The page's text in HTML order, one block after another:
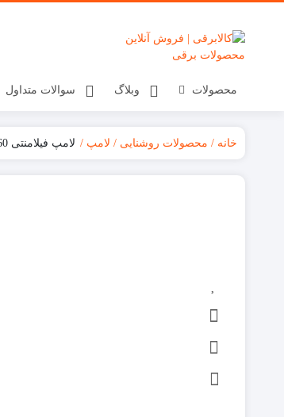
محصولات وبلاگ سوالات متداول
خانه محصولات روشنایی لامپ لامپ فیلامنتی A60 نمانور مدل 8W